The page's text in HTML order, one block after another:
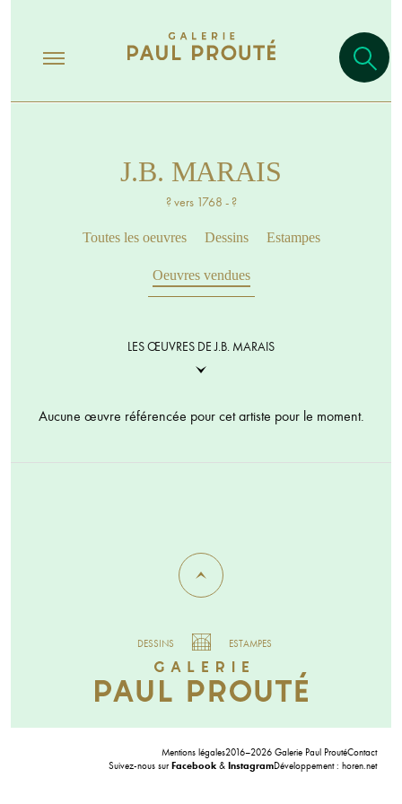
J.B. MARAIS
? vers 1768 - ?
Toutes les oeuvres Dessins Estampes
Oeuvres vendues
LES ŒUVRES DE J.B. MARAIS
Aucune œuvre référencée pour cet artiste pour le moment.
DESSINS ESTAMPES
Mentions légales2016–2026 Galerie Paul ProutéContact
Suivez-nous surFacebook & InstagramDéveloppement : horen.net